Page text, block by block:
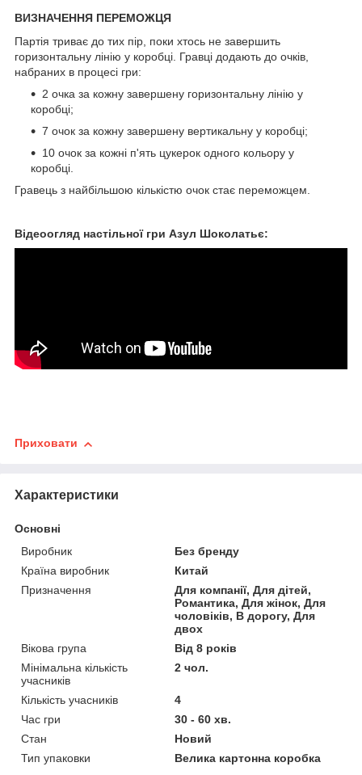
ВИЗНАЧЕННЯ ПЕРЕМОЖЦЯ
Партія триває до тих пір, поки хтось не завершить
горизонтальну лінію у коробці. Гравці додають до очків,
набраних в процесі гри:
2 очка за кожну завершену горизонтальну лінію у
коробці;
7 очок за кожну завершену вертикальну у коробці;
10 очок за кожні п'ять цукерок одного кольору у
коробці.
Гравець з найбільшою кількістю очок стає переможцем.
Відеоогляд настільної гри Азул Шоколатьє:
Приховати
Характеристики
Основні
Виробник
Без бренду
Країна виробник
Китай
Призначення
Для компанії, Для дітей,
Романтика, Для жінок, Для
чоловіків, В дорогу, Для
двох
Вікова група
Від 8 років
Мінімальна кількість
учасників
2 чол.
Кількість учасників
4
Час гри
30 - 60 хв.
Стан
Новий
Тип упаковки
Велика картонна коробка